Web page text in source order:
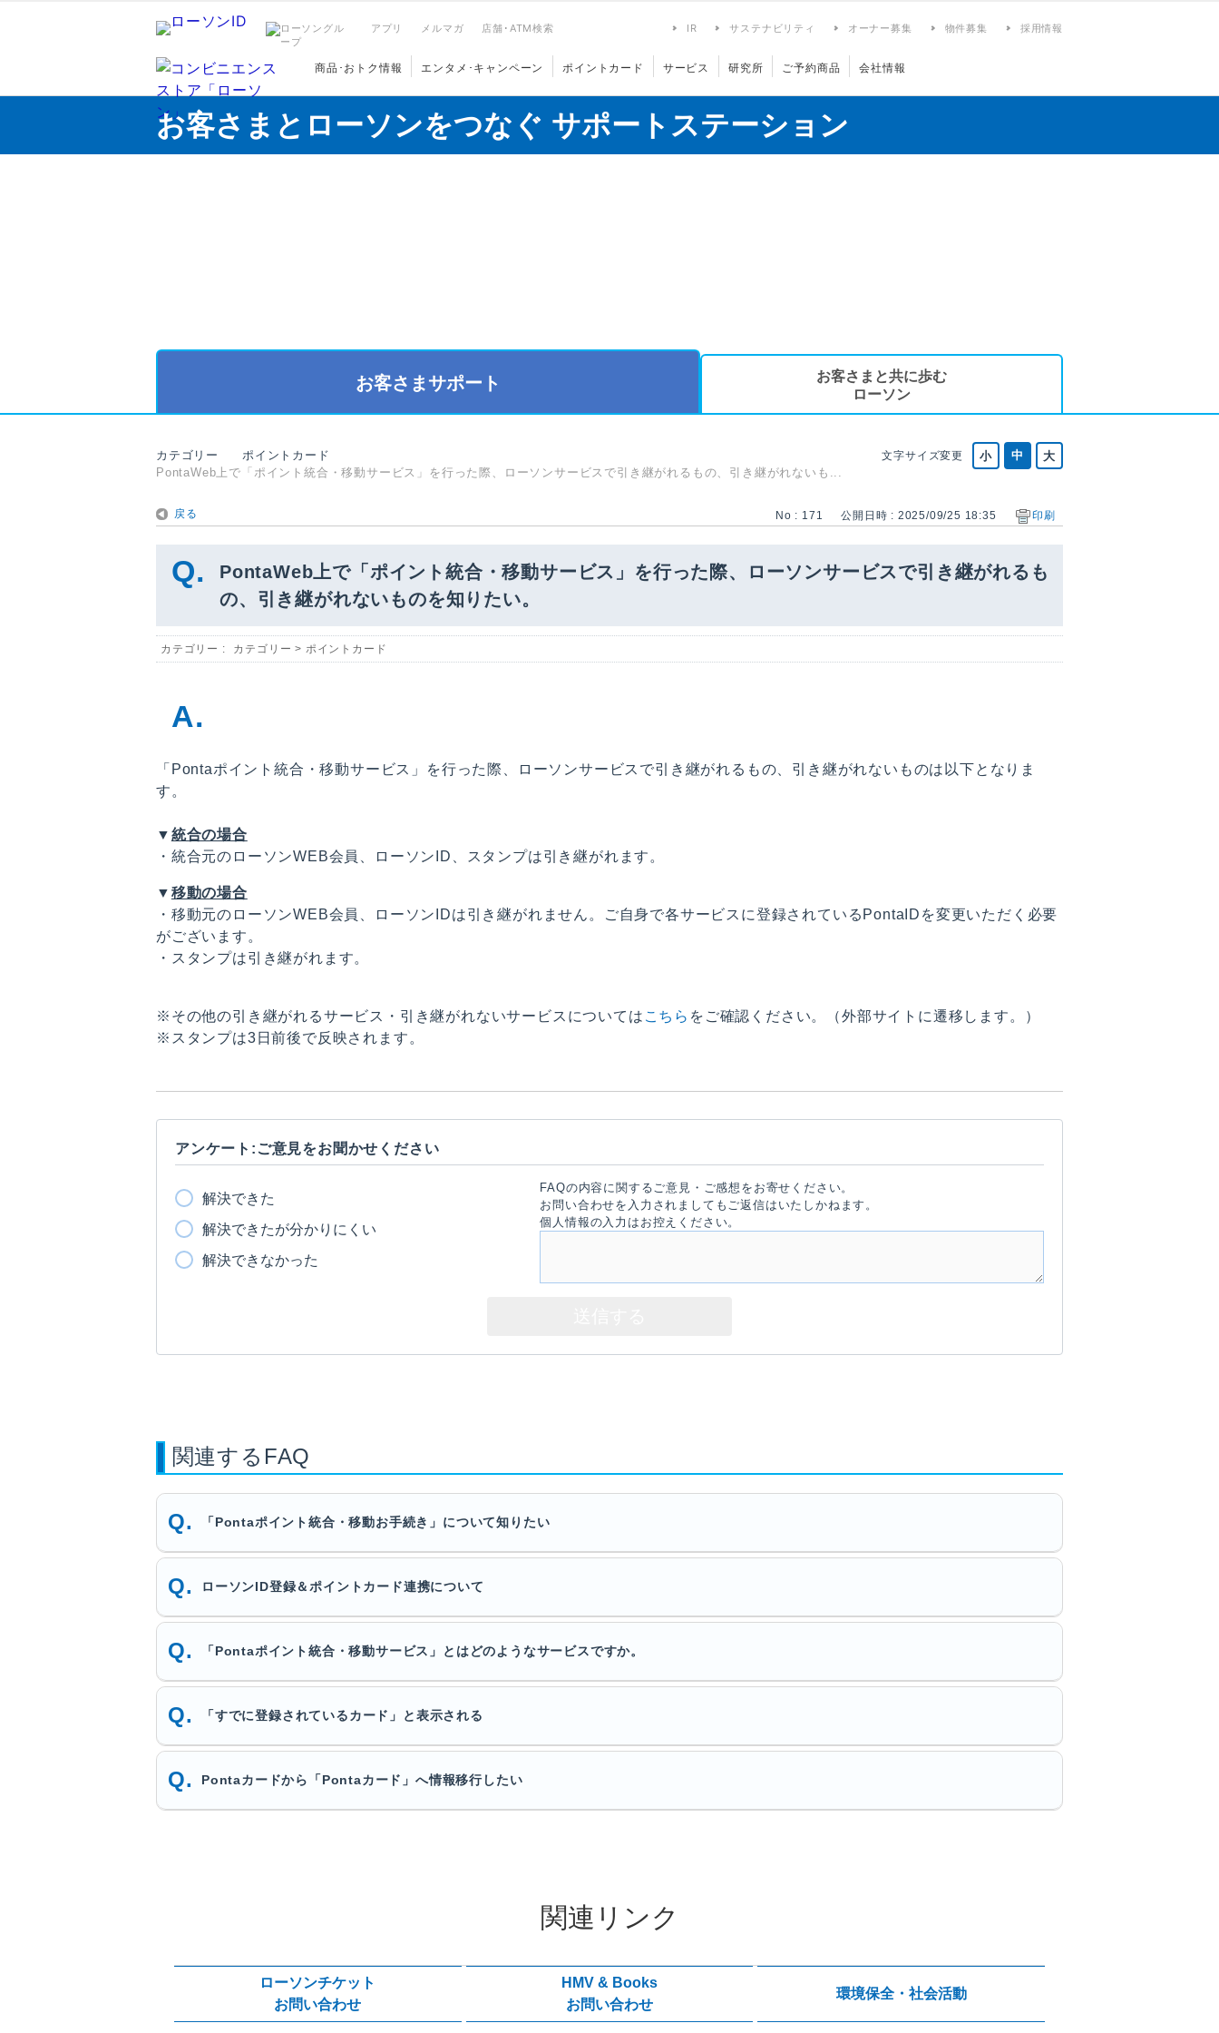
アプリ メルマガ 店舗･ATM検索 IR サステナビリティ オーナー募集 物件募集 採用情報
商品･おトク情報 エンタメ･キャンペーン ポイントカード サービス 研究所 ご予約商品 会社情報
お客さまとローソンをつなぐ サポートステーション
お客さまサポート
お客さまと共に歩む
ローソン
文字サイズ変更
カテゴリー
ポイントカード
PontaWeb上で「ポイント統合・移動サービス」を行った際、ローソンサービスで引き継がれるもの、引き継がれないも...
戻る No : 171 公開日時 : 2025/09/25 18:35 印刷
PontaWeb上で「ポイント統合・移動サービス」を行った際、ローソンサービスで引き継がれるも
の、引き継がれないものを知りたい。
カテゴリー : カテゴリー > ポイントカード
「Pontaポイント統合・移動サービス」を行った際、ローソンサービスで引き継がれるもの、引き継がれないものは以下となりま
す。
▼ 統合の場合
・統合元のローソンWEB会員、ローソンID、スタンプは引き継がれます。
▼ 移動の場合
・移動元のローソンWEB会員、ローソンIDは引き継がれません。ご自身で各サービスに登録されているPontaIDを変更いただく必要
がございます。
・スタンプは引き継がれます。
※その他の引き継がれるサービス・引き継がれないサービスについては こちら をご確認ください。（外部サイトに遷移します。）
※スタンプは3日前後で反映されます。
アンケート:ご意見をお聞かせください
解決できた
解決できたが分かりにくい
解決できなかった
FAQの内容に関するご意見・ご感想をお寄せください。
お問い合わせを入力されましてもご返信はいたしかねます。
個人情報の入力はお控えください。
関連するFAQ
「Pontaポイント統合・移動お手続き」について知りたい
ローソンID登録＆ポイントカード連携について
「Pontaポイント統合・移動サービス」とはどのようなサービスですか。
「すでに登録されているカード」と表示される
Pontaカードから「Pontaカード」へ情報移行したい
関連リンク
ローソンチケット
お問い合わせ
HMV & Books
お問い合わせ
環境保全・社会活動